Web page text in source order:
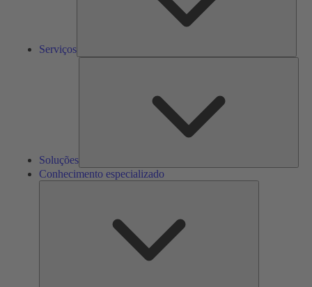
Serviços
Soluções
Conhecimento especializado